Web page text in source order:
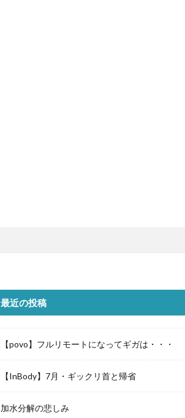
最近の投稿
【povo】フルリモートになってギガは・・・
【InBody】7月・ギックリ首と帰省
加水分解の悲しみ